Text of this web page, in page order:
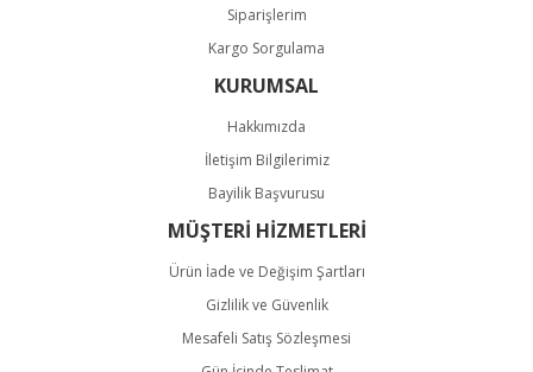
Siparişlerim
Kargo Sorgulama
KURUMSAL
Hakkımızda
İletişim Bilgilerimiz
Bayilik Başvurusu
MÜŞTERİ HİZMETLERİ
Ürün İade ve Değişim Şartları
Gizlilik ve Güvenlik
Mesafeli Satış Sözleşmesi